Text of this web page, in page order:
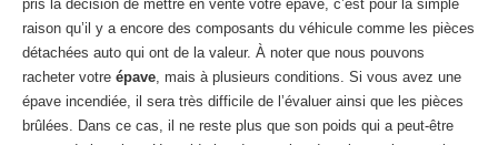
pris la décision de mettre en vente votre épave, c’est pour la simple
raison qu’il y a encore des composants du véhicule comme les pièces
détachées auto qui ont de la valeur. À noter que nous pouvons
racheter votre épave, mais à plusieurs conditions. Si vous avez une
épave incendiée, il sera très difficile de l’évaluer ainsi que les pièces
brûlées. Dans ce cas, il ne reste plus que son poids qui a peut-être